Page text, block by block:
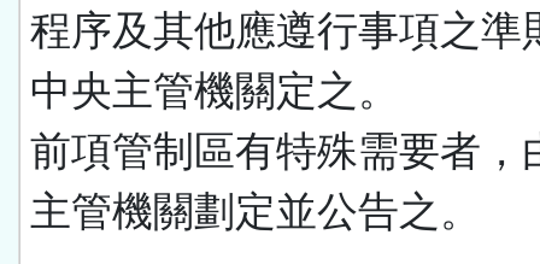
程序及其他應遵行事項之準
中央主管機關定之。
前項管制區有特殊需要者，
主管機關劃定並公告之。